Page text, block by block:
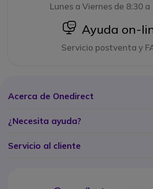
Lunes a Viernes de 8:30 a
icon
Ayuda on-
Servicio postventa y
Acerca de Onedirect
¿Necesita ayuda?
Servicio al cliente